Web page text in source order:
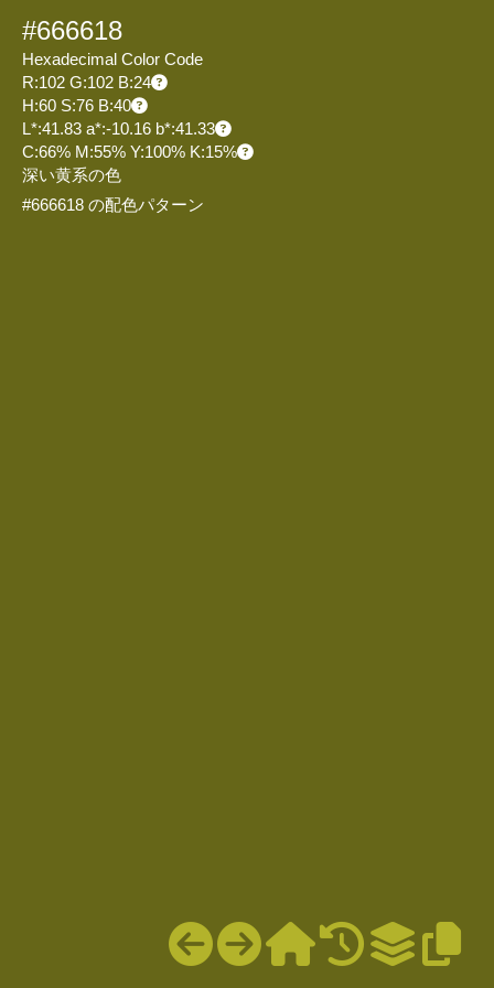
#666618
Hexadecimal Color Code
R:102 G:102 B:24
H:60 S:76 B:40
L*:41.83 a*:-10.16 b*:41.33
C:66% M:55% Y:100% K:15%
深い黄系の色
#666618 の配色パターン